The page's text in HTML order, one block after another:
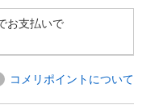
お支払いで
コメリポイントについて